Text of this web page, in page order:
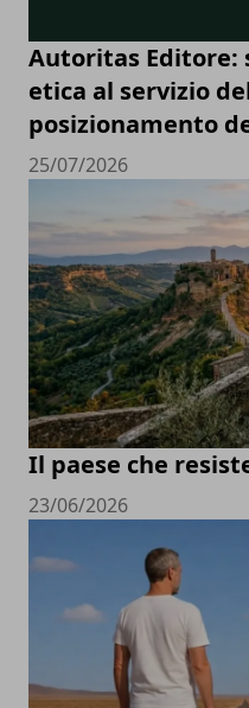
Autoritas Editore:
etica al servizio
posizionamento
25/07/2026
Il paese che
23/06/2026